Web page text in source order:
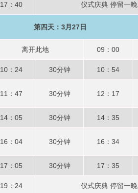
17：40 仪式庆典 停留一晚
第四天：3月27日
离开此地 09：00
10：24 30分钟 10：54
11：47 30分钟 12：17
14：05 30分钟 14：35
16：04 30分钟 16：34
17：05 30分钟 17：35
19：24 仪式庆典 停留一晚